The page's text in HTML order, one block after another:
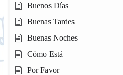
Buenos Días
Buenas Tardes
Buenas Noches
Cómo Está
Por Favor